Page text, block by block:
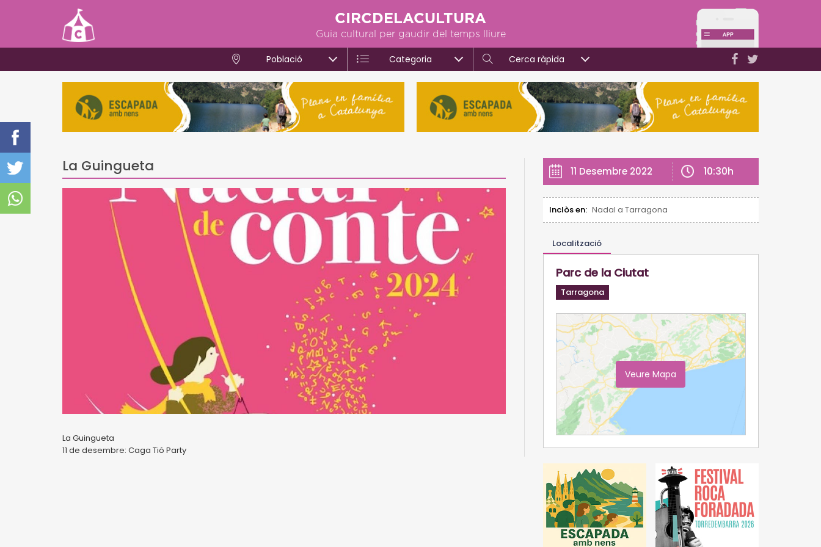
CIRCDELACULTURA
Guia cultural per gaudir del temps lliure
Població Categoria Cerca ràpida
La Guingueta
La Guingueta
11 de desembre: Caga Tió Party
11 Desembre 2022 10:30h
Inclòs en: Nadal a Tarragona
Localització
Parc de la Ciutat
Tarragona
Veure Mapa